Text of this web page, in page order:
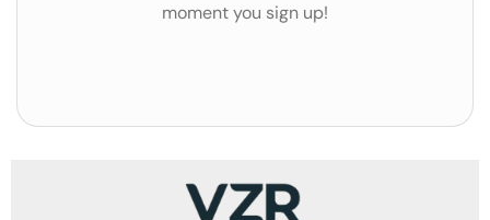
moment you sign up!